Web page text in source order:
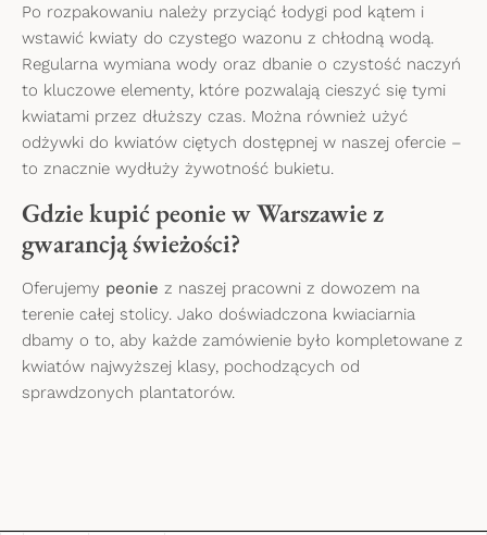
Po rozpakowaniu należy przyciąć łodygi pod kątem i
wstawić kwiaty do czystego wazonu z chłodną wodą.
Regularna wymiana wody oraz dbanie o czystość naczyń
to kluczowe elementy, które pozwalają cieszyć się tymi
kwiatami przez dłuższy czas. Można również użyć
odżywki do kwiatów ciętych dostępnej w naszej ofercie –
to znacznie wydłuży żywotność bukietu.
Gdzie kupić peonie w Warszawie z
gwarancją świeżości?
Oferujemy peonie z naszej pracowni z dowozem na
terenie całej stolicy. Jako doświadczona kwiaciarnia
dbamy o to, aby każde zamówienie było kompletowane z
kwiatów najwyższej klasy, pochodzących od
sprawdzonych plantatorów.